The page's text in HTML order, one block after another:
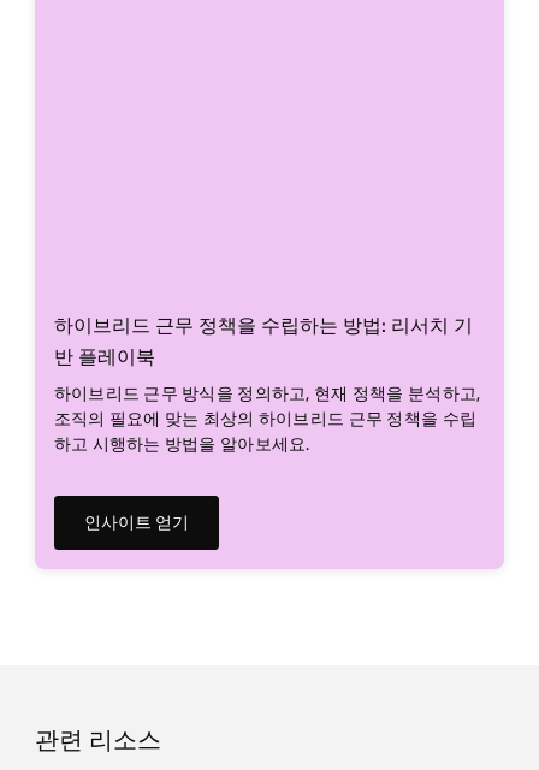
하이브리드 근무 정책을 수립하는 방법: 리서치 기
반 플레이북
하이브리드 근무 방식을 정의하고, 현재 정책을 분석하고,
조직의 필요에 맞는 최상의 하이브리드 근무 정책을 수립
하고 시행하는 방법을 알아보세요.
인사이트 얻기
관련 리소스